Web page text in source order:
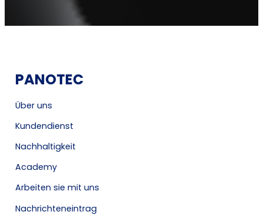
PANOTEC
Über uns
Kundendienst
Nachhaltigkeit
Academy
Arbeiten sie mit uns
Nachrichteneintrag